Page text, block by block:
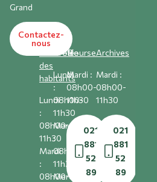
Grand
Contactez-
nous
Contrôle
des
habitants
Lundi
:
08h00-
11h30
Mardi
:
08h00-
Greffe
Lundi
:
08h00-
11h30
Mardi
:
08h00-
11h30
Mercredi
Bourse
Mardi :
08h00-
11h30
021
881
52
89
Archives
Mardi :
08h00-
11h30
021
881
52
89